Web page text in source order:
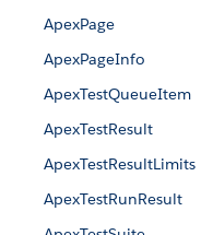
ApexPage
ApexPageInfo
ApexTestQueueItem
ApexTestResult
ApexTestResultLimits
ApexTestRunResult